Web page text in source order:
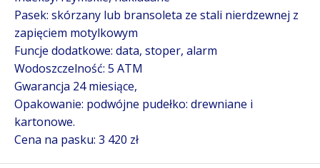
Pasek: skórzany lub bransoleta ze stali nierdzewnej z
zapięciem motylkowym
Funcje dodatkowe: data, stoper, alarm
Wodoszczelność: 5 ATM
Gwarancja 24 miesiące,
Opakowanie: podwójne pudełko: drewniane i
kartonowe.
Cena na pasku: 3 420 zł